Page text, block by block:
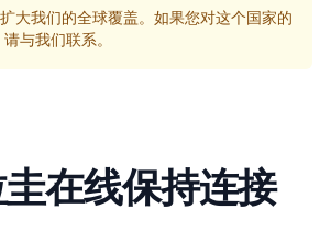
大我们的全球覆盖。如果您对这个国家的
与我们联系。
在线保持连接